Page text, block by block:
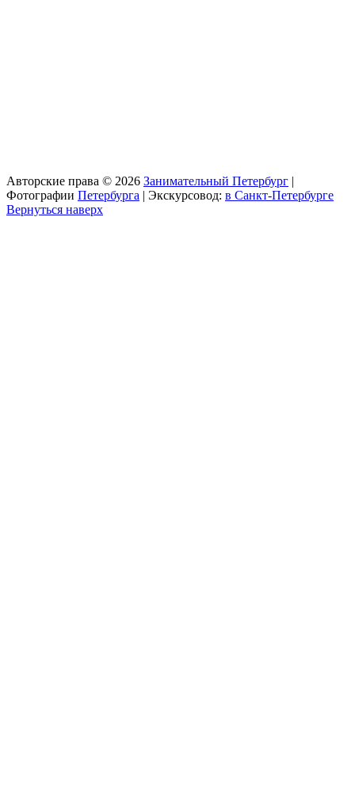
Авторские права © 2026 Занимательный Петербург |
Фотографии Петербурга | Экскурсовод: в Санкт-Петербурге
Вернуться наверх